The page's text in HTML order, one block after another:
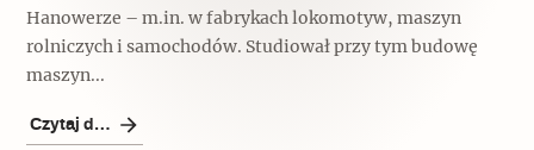
Hanowerze – m.in. w fabrykach lokomotyw, maszyn
rolniczych i samochodów. Studiował przy tym budowę
maszyn...
Czytaj dalej